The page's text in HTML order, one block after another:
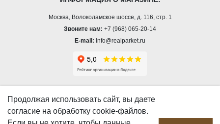
Москва, Волоколамское шоссе, д. 116, стр. 1
Звоните нам: +7 (968) 065-20-14
E-mail: info@realparket.ru
О компании
Производство
Продолжая использовать сайт, вы даете
согласие на обработку cookie-файлов.